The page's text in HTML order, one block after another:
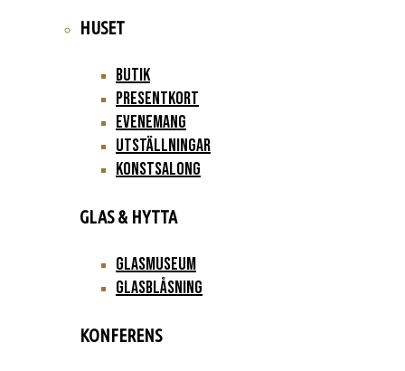
HUSET
Butik
Presentkort
Evenemang
Utställningar
Konstsalong
GLAS & HYTTA
Glasmuseum
Glasblåsning
KONFERENS